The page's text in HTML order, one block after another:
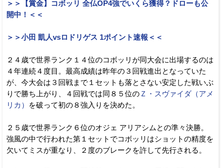
＞＞【賞金】コボッリ 全仏OP4強でいくら獲得？ドローも公
開中！＜＜
＞＞小田 凱人vsロドリゲス 1ポイント速報＜＜
２４歳で世界ランク１４位のコボッリが同大会に出場するのは
４年連続４度目。最高成績は昨年の３回戦進出となっていた
が、今大会は３回戦まで１セットも落とさない安定した戦いぶ
りで勝ち上がり、４回戦では同８５位の Ｚ・スヴァイダ（アメ
リカ）
を破って初の８強入りを決めた。
２５歳で世界ランク６位のオジェ アリアシムとの準々決勝。
強風の中で行われた第１セットでコボッリはショットの精度を
欠いてミスが重なり、２度のブレークを許して先行される。